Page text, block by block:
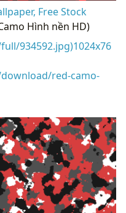
Free Stock
Hình nền HD)
934592.jpg)1024x76
red-camo-